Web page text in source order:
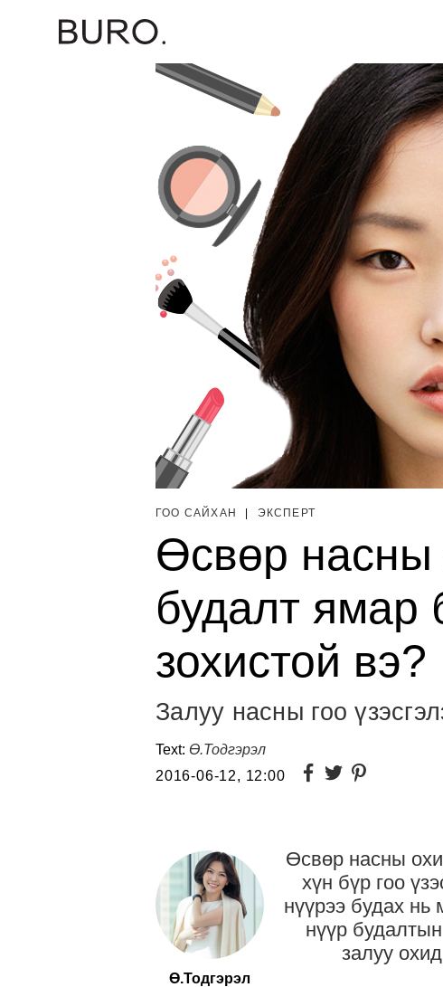
ГОО САЙХАН ЭКСПЕРТ
Өсвөр насны
будалт ямар
зохистой вэ?
Залуу насны гоо
Text: Ө.Тодгэрэл
2016-06-12, 12:00
Ө.Тодгэрэл
Өсвөр насны
хүн бүр гоо
нүүрээ будах
нүүр
залуу